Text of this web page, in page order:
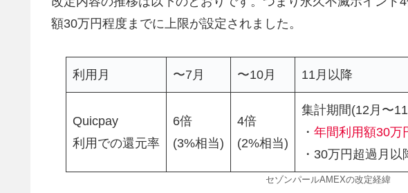
額30万円程度までに上限が設定されました。
利用月 〜7月 〜10月 11月以降
Quicpay
利用での還元率
6倍
(3%相当)
4倍
(2%相当)
集計期間(12月〜
・ 年間利用額30万
・30万円超過月
セゾンパールAMEXの改定経緯